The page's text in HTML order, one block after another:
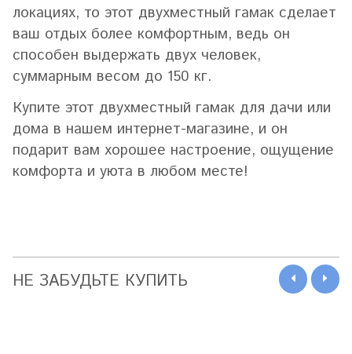
локациях, то этот двухместный гамак сделает
ваш отдых более комфортным, ведь он
способен выдержать двух человек,
суммарным весом до 150 кг.
Купите этот двухместный гамак для дачи или
дома в нашем интернет-магазине, и он
подарит вам хорошее настроение, ощущение
комфорта и уюта в любом месте!
НЕ ЗАБУДЬТЕ КУПИТЬ